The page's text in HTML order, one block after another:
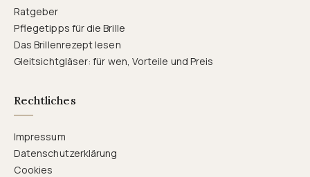
Ratgeber
Pflegetipps für die Brille
Das Brillenrezept lesen
Gleitsichtgläser: für wen, Vorteile und Preis
Rechtliches
Impressum
Datenschutzerklärung
Cookies